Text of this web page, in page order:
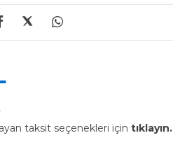
taksit seçenekleri için tıklayın.